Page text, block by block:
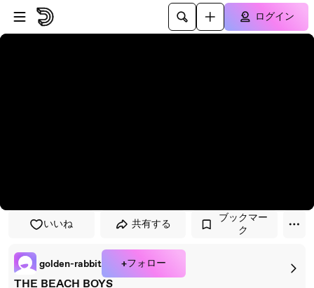
プレイヤーにスキップ
メインコンテンツにスキップ
ログイン
いいね 共有する
ブックマー
ク
golden-rabbit +フォロー
THE BEACH BOYS